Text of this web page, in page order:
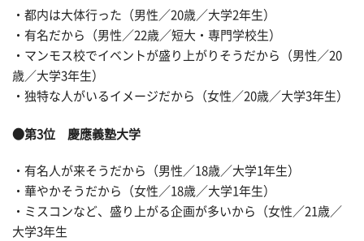
・都内は大体行った（男性／20歳／大学2年生）
・有名だから（男性／22歳／短大・専門学校生）
・マンモス校でイベントが盛り上がりそうだから（男性／20
歳／大学3年生）
・独特な人がいるイメージだから（女性／20歳／大学3年生）
●第3位 慶應義塾大学
・有名人が来そうだから（男性／18歳／大学1年生）
・華やかそうだから（女性／18歳／大学1年生）
・ミスコンなど、盛り上がる企画が多いから（女性／21歳／
大学3年生